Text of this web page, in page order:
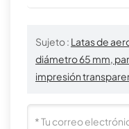
Sujeto : Latas de
diámetro 65 mm,
impresión